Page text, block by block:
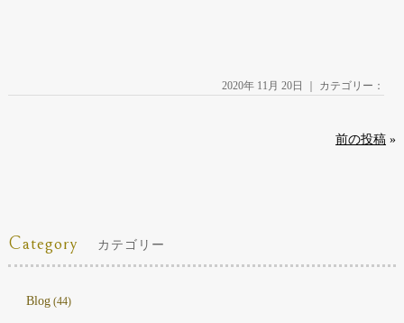
2020年 11月 20日 ｜ カテゴリー：
前の投稿 »
Category カテゴリー
Blog(44)